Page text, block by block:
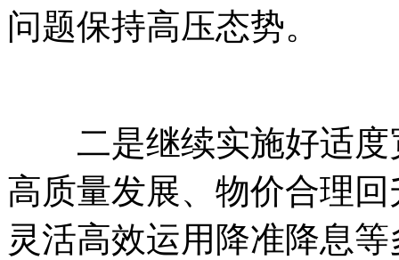
问题保持高压态势。
二是继续实施好适度
高质量发展、物价合理
灵活高效运用降准降息